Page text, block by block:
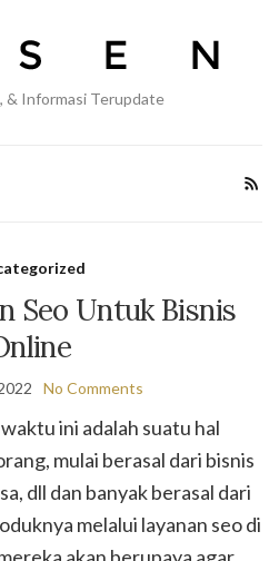
& Informasi Terupdate
Seo Untuk Bisnis
No Comments
ini adalah suatu hal
mulai berasal dari bisnis
dll dan banyak berasal dari
melalui layanan seo di